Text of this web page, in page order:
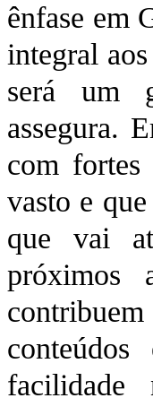
ênfase em
integral
será um
assegura.
com fortes
vasto e
que vai
próximos